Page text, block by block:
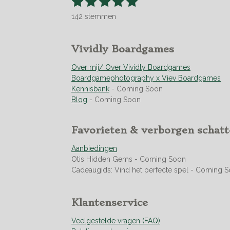
t
n
g
:
4
.
9
7
4
2
2
5
2
1
s
r
s
r
r
e
n
s
r
r
e
n
s
r
r
e
n
r
r
e
n
n
142 stemmen
Vividly Boardgames
Over mij/ Over Vividly Boardgames
Boardgamephotography x Viev Boardgames
Kennisbank - Coming Soon
Blog - Coming Soon
Favorieten & verborgen
Aanbiedingen
Otis Hidden Gems - Coming Soon
Cadeaugids: Vind het perfecte spel - Coming
Klantenservice
Veelgestelde vragen (FAQ)